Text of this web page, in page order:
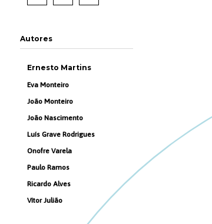
Autores
Ernesto Martins
Eva Monteiro
João Monteiro
João Nascimento
Luís Grave Rodrigues
Onofre Varela
Paulo Ramos
Ricardo Alves
Vítor Julião